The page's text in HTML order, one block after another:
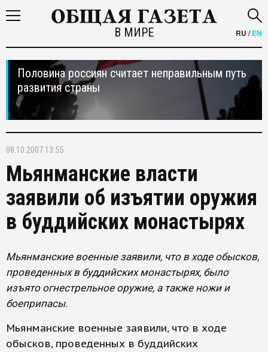
В МИРЕ RU /EN
Половина россиян считает неправильным путь
развития страны
08.10.2007 13:55
Мьянманские власти
заявили об изъятии оружия
в буддийских монастырях
Мьянманские военные заявили, что в ходе обысков,
проведенных в буддийских монастырях, было
изъято огнестрельное оружие, а также ножи и
боеприпасы.
Мьянманские военные заявили, что в ходе
обысков, проведенных в буддийских